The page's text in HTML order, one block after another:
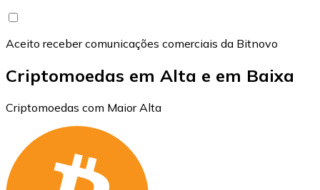
Aceito receber comunicações comerciais da Bitnovo
Criptomoedas em Alta e em Baixa
Criptomoedas com Maior Alta